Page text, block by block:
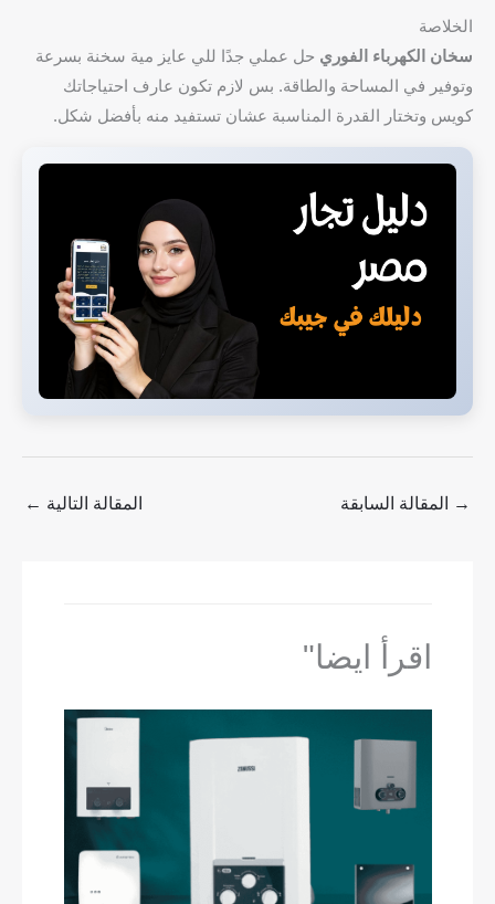
الخلاصة
سخان الكهرباء الفوري حل عملي جدًا للي عايز مية سخنة بسرعة
وتوفير في المساحة والطاقة. بس لازم تكون عارف احتياجاتك
كويس وتختار القدرة المناسبة عشان تستفيد منه بأفضل شكل.
→ المقالة السابقة المقالة التالية ←
اقرأ ايضا"